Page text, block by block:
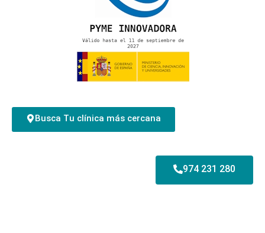
Busca Tu clínica más cercana
974 231 280